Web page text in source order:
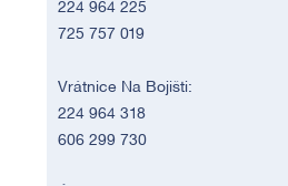
224 964 225
725 757 019
Vrátnice Na Bojišti:
224 964 318
606 299 730